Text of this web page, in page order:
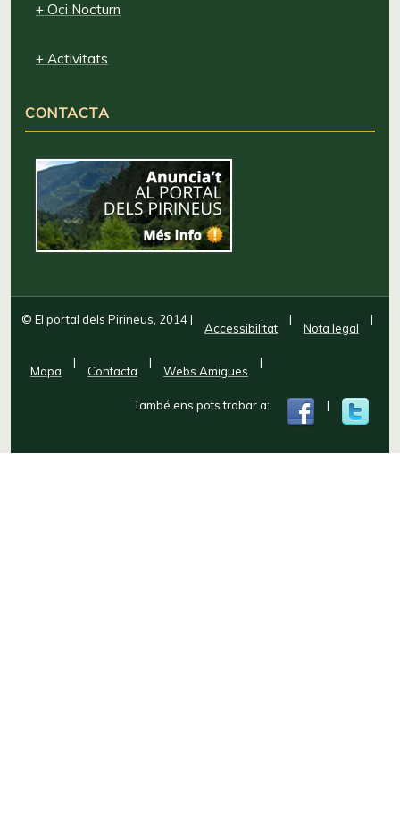
+ Oci Nocturn
+ Activitats
CONTACTA
© El portal dels Pirineus, 2014|
Accessibilitat
|
Nota legal
|
Mapa
|
Contacta
|
Webs Amigues
|
També ens pots trobar a: |